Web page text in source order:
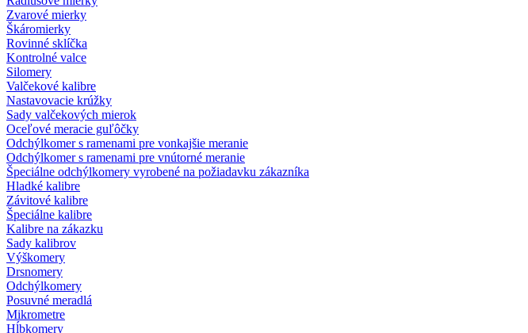
Zvarové mierky
Škáromierky
Rovinné sklíčka
Kontrolné valce
Silomery
Valčekové kalibre
Nastavovacie krúžky
Sady valčekových mierok
Oceľové meracie guľôčky
Odchýlkomer s ramenami pre vonkajšie meranie
Odchýlkomer s ramenami pre vnútorné meranie
Špeciálne odchýlkomery vyrobené na požiadavku zákazníka
Hladké kalibre
Závitové kalibre
Špeciálne kalibre
Kalibre na zákazku
Sady kalibrov
Výškomery
Drsnomery
Odchýlkomery
Posuvné meradlá
Mikrometre
Hĺbkomery